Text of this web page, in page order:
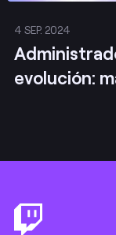
4 SEP. 2024
evolución: